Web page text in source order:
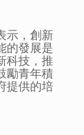
示，創新
的發展是
科技，推
勵青年積
提供的培